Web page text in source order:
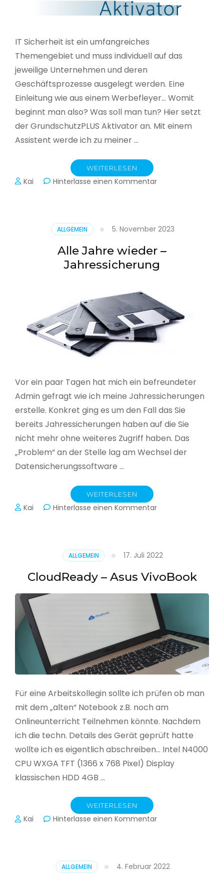
IT Sicherheit ist ein umfangreiches
Themengebiet und muss individuell auf das
jeweilige Unternehmen und deren
Geschäftsprozesse ausgelegt werden. Eine
Einleitung wie aus einem Werbefleyer… Womit
beginnt man also? Was soll man tun? Hier setzt
der GrundschutzPLUS Aktivator an. Mit einem
Assistent werde ich zu meiner …
WEITERLESEN
Kai Hinterlasse einen Kommentarzu
ALLGEMEIN 5. November 2023
Alle Jahre wieder –
Jahressicherung
Vor ein paar Tagen hat mich ein befreundeter
Admin gefragt wie ich meine Jahressicherungen
erstelle. Konkret ging es um den Fall das Sie
bereits Jahressicherungen haben auf die Sie
nicht mehr ohne weiteres Zugriff haben. Das
„Problem“ an der Stelle lag am Wechsel der
Datensicherungssoftware …
WEITERLESEN
Kai Hinterlasse einen Kommentarzu
Jahressicherung
ALLGEMEIN 17. Juli 2022
CloudReady – Asus VivoBook
Für eine Arbeitskollegin sollte ich prüfen ob man
mit dem „alten“ Notebook z.B. noch am
Onlineunterricht Teilnehmen könnte. Nachdem
ich die techn. Details des Gerät geprüft hatte
wollte ich es eigentlich abschreiben… Intel N4000
CPU WXGA TFT (1366 x 768 Pixel) Display
klassischen HDD 4GB …
WEITERLESEN
Kai Hinterlasse einen Kommentarzu
ALLGEMEIN 4. Februar 2022